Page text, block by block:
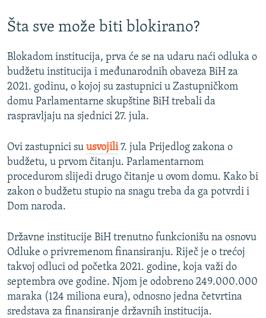
720p 1080p
1080p
Šta sve može biti blokirano?
Blokadom institucija, prva će se na udaru naći odluka o
budžetu institucija i međunarodnih obaveza BiH za
2021. godinu, o kojoj su zastupnici u Zastupničkom
domu Parlamentarne skupštine BiH trebali da
raspravljaju na sjednici 27. jula.
Ovi zastupnici su usvojili7. jula Prijedlog zakona o
budžetu, u prvom čitanju. Parlamentarnom
procedurom slijedi drugo čitanje u ovom domu. Kako bi
zakon o budžetu stupio na snagu treba da ga potvrdi i
Dom naroda.
Državne institucije BiH trenutno funkcionišu na osnovu
Odluke o privremenom finansiranju. Riječ je o trećoj
takvoj odluci od početka 2021. godine, koja važi do
septembra ove godine. Njom je odobreno 249.000.000
maraka (124 miliona eura), odnosno jedna četvrtina
sredstava za finansiranje državnih institucija.